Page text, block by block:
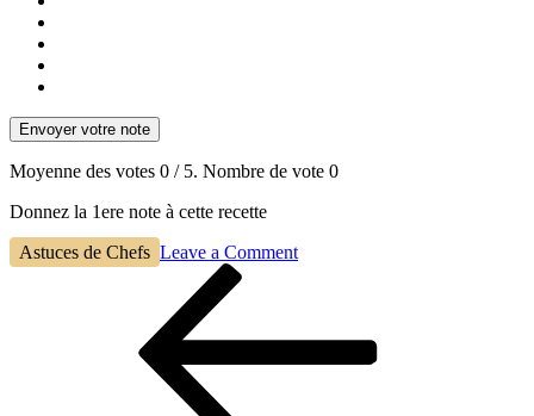
Envoyer votre note
Moyenne des votes 0 / 5. Nombre de vote 0
Donnez la 1ere note à cette recette
Astuces de Chefs Leave a Commenton
amis
Previous